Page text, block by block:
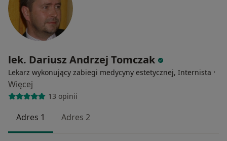
lek. Dariusz Andrzej Tomczak
Lekarz wykonujący zabiegi medycyny estetycznej, Internista ·
Więcej
13 opinii
Adres 1 Adres 2